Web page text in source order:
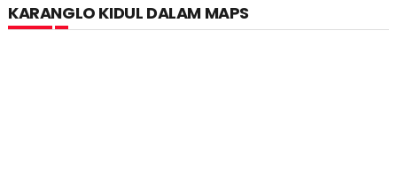
KARANGLO KIDUL DALAM MAPS